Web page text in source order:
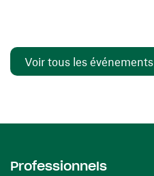
Voir tous les événements
Professionnels